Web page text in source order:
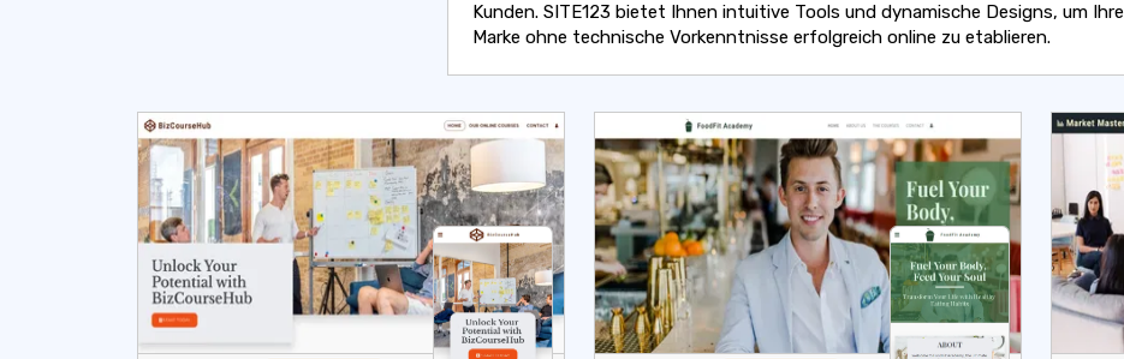
Kunden. SITE123 bietet Ihnen intuitive Tools und dynamische Designs, um Ihre
Marke ohne technische Vorkenntnisse erfolgreich online zu etablieren.